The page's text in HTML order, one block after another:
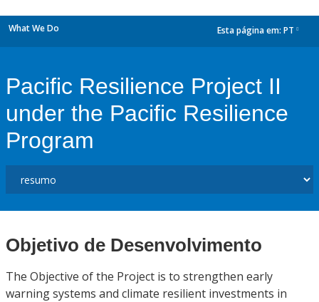
What We Do Esta página em: PT
Pacific Resilience Project II
under the Pacific Resilience
Program
Objetivo de Desenvolvimento
The Objective of the Project is to strengthen early
warning systems and climate resilient investments in